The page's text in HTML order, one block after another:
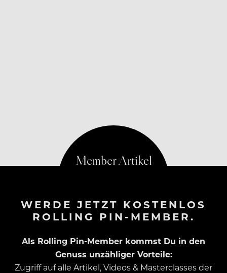
WERDE JETZT KOSTENLOS
ROLLING PIN-MEMBER.
Als Rolling Pin-Member kommst Du in den
Genuss unzähliger Vorteile:
Zugriff auf alle Artikel, Videos & Masterclasses der